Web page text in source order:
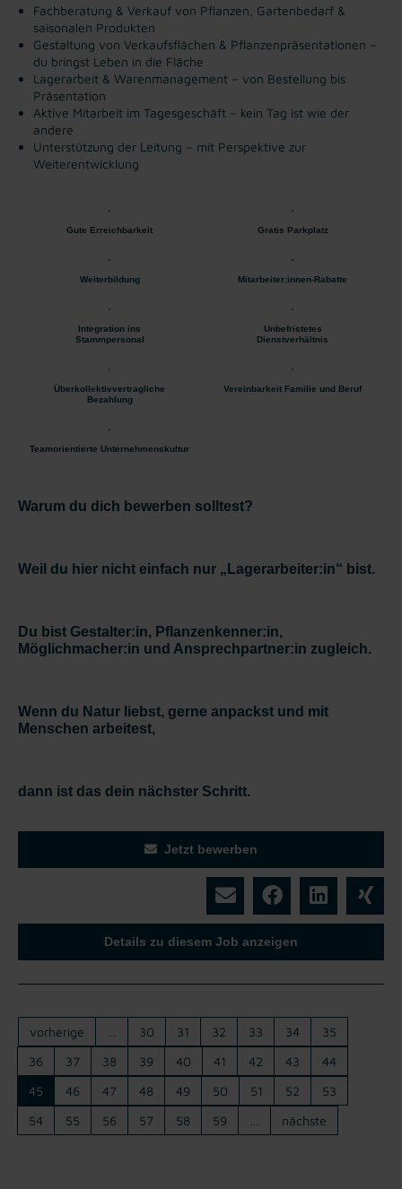
Fachberatung & Verkauf von Pflanzen, Gartenbedarf &
saisonalen Produkten
Gestaltung von Verkaufsflächen & Pflanzenpräsentationen –
du bringst Leben in die Fläche
Lagerarbeit & Warenmanagement – von Bestellung bis
Präsentation
Aktive Mitarbeit im Tagesgeschäft – kein Tag ist wie der
andere
Unterstützung der Leitung – mit Perspektive zur
Weiterentwicklung
Gute Erreichbarkeit Gratis Parkplatz
Weiterbildung Mitarbeiter:innen-Rabatte
Integration ins
Stammpersonal
Unbefristetes
Dienstverhältnis
Überkollektivvertragliche
Bezahlung
Vereinbarkeit Familie und Beruf
Teamorientierte Unternehmenskultur
Warum du dich bewerben solltest?
Weil du hier nicht einfach nur „Lagerarbeiter:in“ bist.
Du bist Gestalter:in, Pflanzenkenner:in,
Möglichmacher:in und Ansprechpartner:in zugleich.
Wenn du Natur liebst, gerne anpackst und mit
Menschen arbeitest,
dann ist das dein nächster Schritt.
Jetzt bewerben
Details zu diesem Job anzeigen
vorherige 30 31 32 33 34
35
36
37 38 39 40 41 42 43
44
45
46 47 48 49 50 51 52
53
54
55 56 57 58 59 nächste